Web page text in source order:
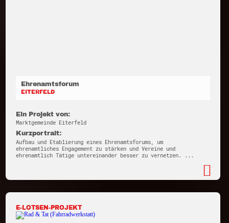
Ehrenamtsforum
EITERFELD
Ein Projekt von:
Marktgemeinde Eiterfeld
Kurzportrait:
Aufbau und Etablierung eines Ehrenamtsforums, um
ehrenamtliches Engagement zu stärken und Vereine und
ehrenamtlich Tätige untereinander besser zu vernetzen. ...
E-LOTSEN-PROJEKT